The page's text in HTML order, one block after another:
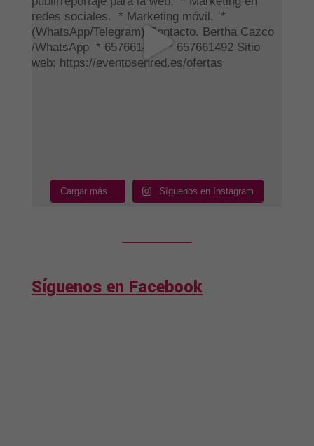
Cargar más... Síguenos en Instagram
Síguenos en Facebook